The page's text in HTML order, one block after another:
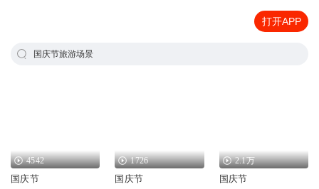
打开APP
国庆节旅游场景
4542
国庆节
1726
国庆节
2.1万
国庆节